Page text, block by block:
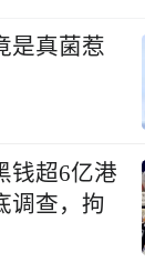
是真菌惹
钱超6亿港
调查，拘